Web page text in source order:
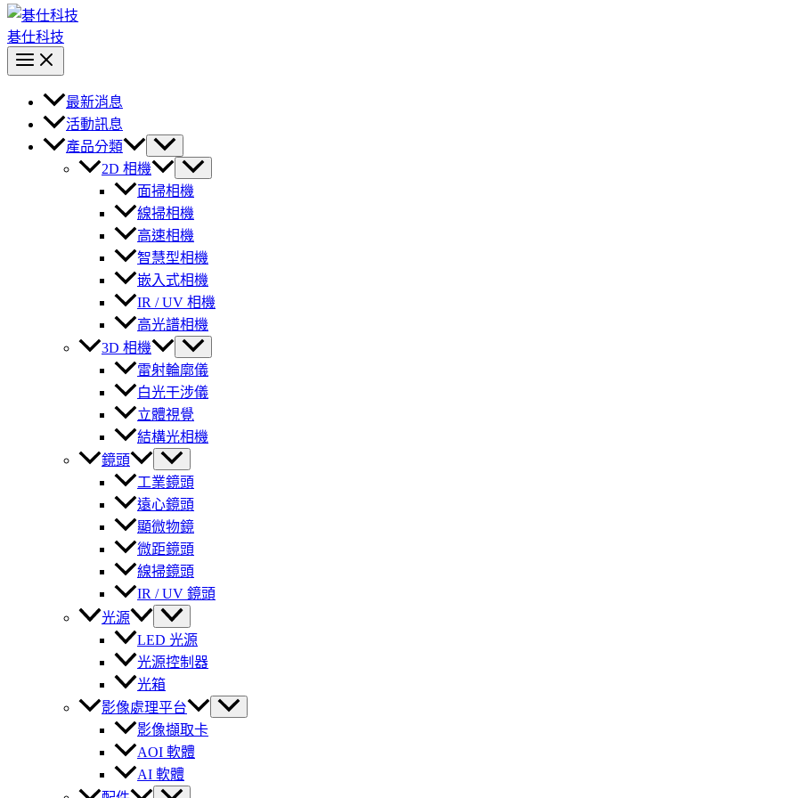
碁仕科技
最新消息
活動訊息
產品分類
2D 相機
面掃相機
線掃相機
高速相機
智慧型相機
嵌入式相機
IR / UV 相機
高光譜相機
3D 相機
雷射輪廓儀
白光干涉儀
立體視覺
結構光相機
鏡頭
工業鏡頭
遠心鏡頭
顯微物鏡
微距鏡頭
線掃鏡頭
IR / UV 鏡頭
光源
LED 光源
光源控制器
光箱
影像處理平台
影像擷取卡
AOI 軟體
AI 軟體